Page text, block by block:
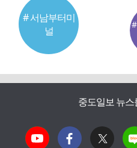
# 서남부터미
널
중도일보 뉴